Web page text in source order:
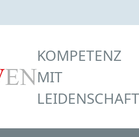
KOMPETENZ
MIT
LEIDENSCHAFT